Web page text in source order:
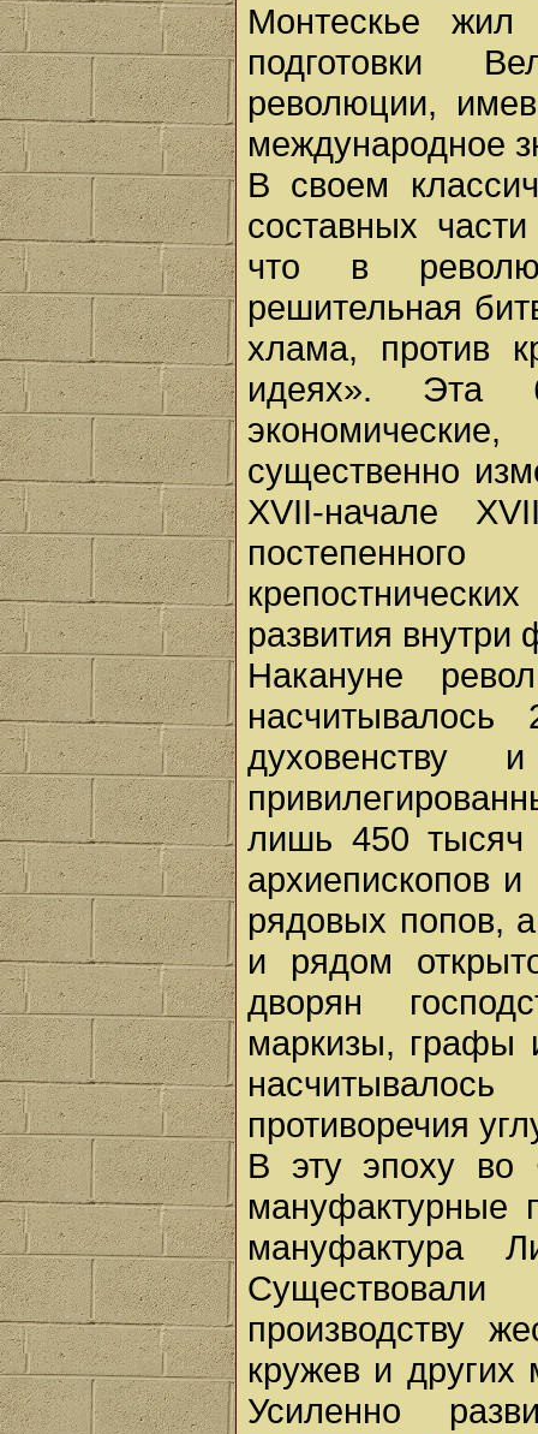
Монтескье
подготовки
революции,
международное
В своем
составных
что в
решительная
хлама, против
идеях». Эта
существенно
XVII-начале
развития
Накануне
лишь 450 тысяч
архиепископов
рядовых попов,
и рядом
дворян
маркизы, графы
противоречия
В эту эпоху во
мануфактурные
мануфактура
производству
кружев и других
Усиленно